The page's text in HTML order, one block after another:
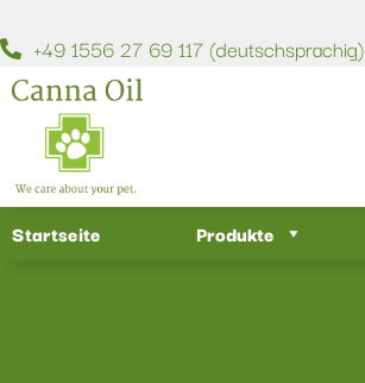
+49 1556 27 69 117 (deutschsprachig)
Startseite Produkte